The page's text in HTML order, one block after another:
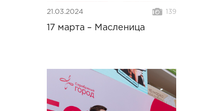
21.03.2024 139
17 марта – Масленица